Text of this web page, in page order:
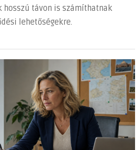
hosszú távon is számíthatnak
lehetőségekre.